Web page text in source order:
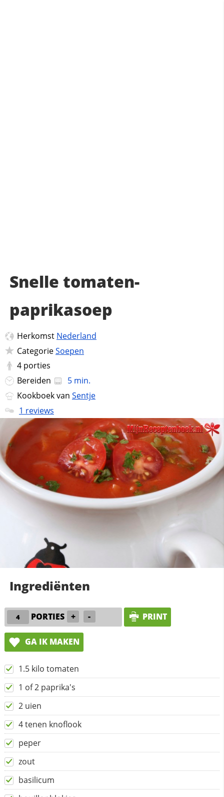
Snelle tomaten-
paprikasoep
Herkomst Nederland
CategorieSoepen
4 porties
Bereiden
5 min.
Kookboek van Sentje
1 reviews
Ingrediënten
PORTIES + - PRINT
GA IK MAKEN
1.5 kilo tomaten
1 of 2 paprika's
2 uien
4 tenen knoflook
peper
zout
basilicum